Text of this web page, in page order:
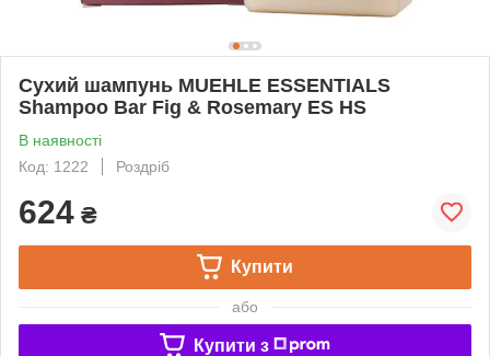
Сухий шампунь MUEHLE ESSENTIALS
Shampoo Bar Fig & Rosemary ES HS
В наявності
Код: 1222
Роздріб
624 ₴
Купити
або
Купити з